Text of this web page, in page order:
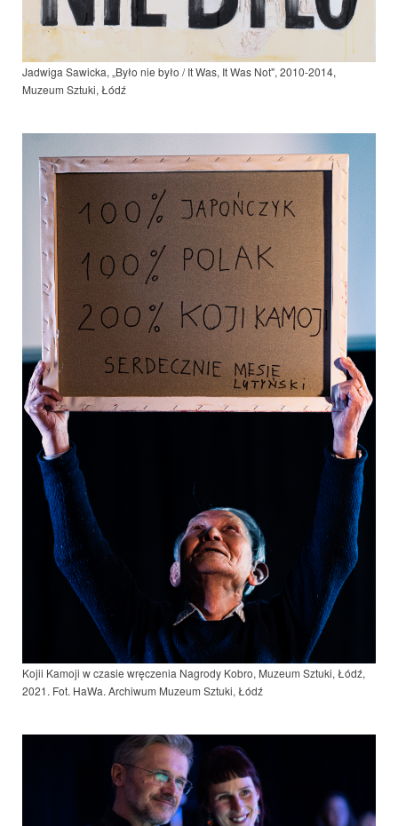
Jadwiga Sawicka, „Było nie było / It Was, It Was Not", 2010-2014,
Muzeum Sztuki, Łódź
Kojii Kamoji w czasie wręczenia Nagrody Kobro, Muzeum Sztuki, Łódź,
2021. Fot. HaWa. Archiwum Muzeum Sztuki, Łódź